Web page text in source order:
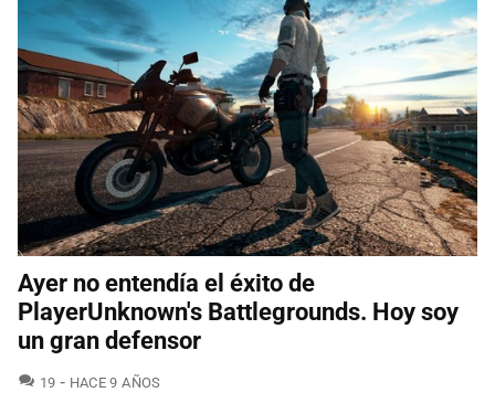
Ayer no entendía el éxito de
PlayerUnknown's Battlegrounds. Hoy soy
un gran defensor
19 COMENTARIOS
HACE 9 AÑOS